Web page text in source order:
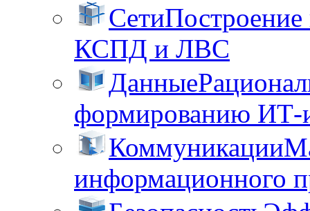
Сети
КСПД и ЛВС
Данные
формированию ИТ-
Коммуникации
информационного